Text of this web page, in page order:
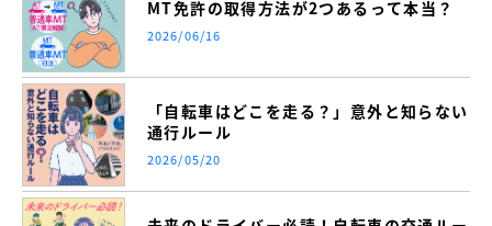
MT免許の取得方法が2つあるって本当？
2026/06/16
「自転車はどこを走る？」意外と知らない
通行ルール
2026/05/20